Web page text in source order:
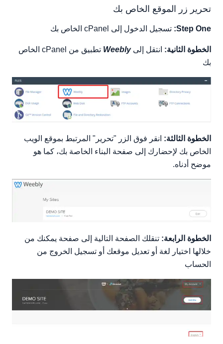
تحرير زر الموقع الخاص بك
Step One: تسجيل الدخول إلى cPanel الخاص بك
الخطوة الثانية: انتقل إلىWeebly
تطبيق من cPanel الخاص
بك
الخطوة الثالثة: انقر فوق الزر "تحرير" المرتبط بموقع الويب
الخاص بك لإحضارك إلى صفحة البناء الخاصة بك، كما هو
موضح أدناه.
الخطوة الرابعة: تنقلك الصفحة التالية إلى صفحة يمكنك من
خلالها اختيار لغة أو تعديل موقعك أو تسجيل الخروج من
الحساب